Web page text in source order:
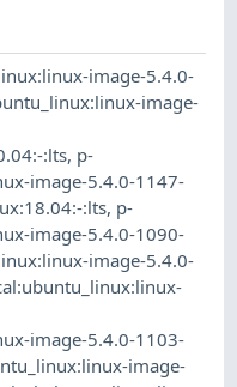
image-5.4.0-
image-
:lts, p-
image-5.4.0-1147-
:lts, p-
image-5.4.0-1090-
image-5.4.0-
image-5.4.0-1103-
image-